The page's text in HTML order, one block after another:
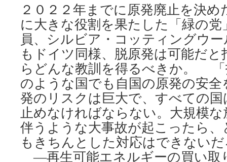
２０２２年までに原発廃止を決
に大きな役割を果たした「緑の
員、シルビア・コッティングウ
もドイツ同様、脱原発は可能だ
らどんな教訓を得るべきか。 「
のような国でも自国の原発の安
発のリスクは巨大で、すべての
止めなければならない。大規模
伴うような大事故が起こったら
もきちんとした対応はできない
―再生可能エネルギーの買い